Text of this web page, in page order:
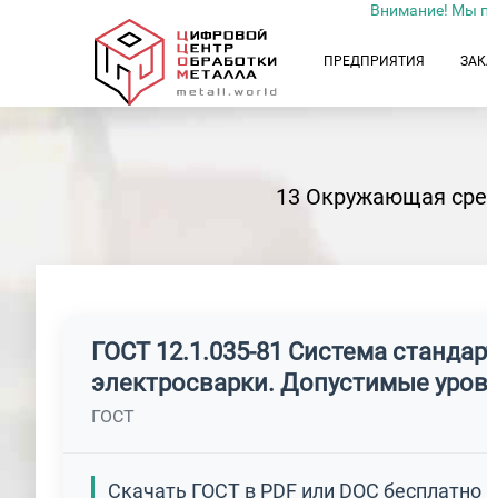
Внимание! Мы
ПРЕДПРИЯТИЯ
13 Окружающая
ГОСТ 12.1.035-81 Система
электросварки. Допустимые
ГОСТ
Скачать ГОСТ в PDF или DOC бесплатно